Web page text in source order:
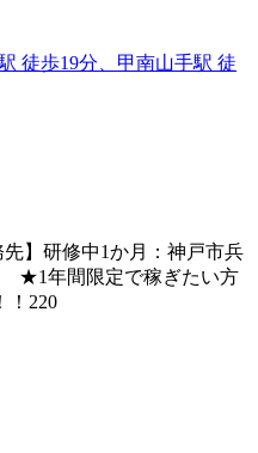
徒歩19分、甲南山手駅 徒
】研修中1か月：神戸市兵
★1年間限定で稼ぎたい方
！220